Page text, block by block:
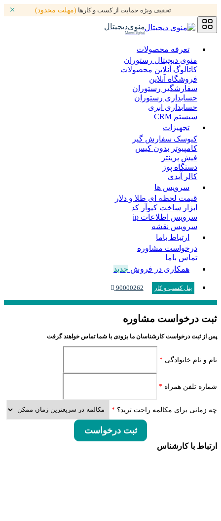
تخفیف ویژه حمایت از کسب و کارها (مهلت محدود)
منوی‌دیجیتال
MenuDigital
تعرفه محصولات
منوی دیجیتال رستوران
کاتالوگ آنلاین محصولات
فروشگاه آنلاین
سفارشگیر رستوران
حسابداری رستوران
حسابداری ابری
سیستم CRM
تجهیزات
کیوسک سفارش گیر
کامپیوتر بدون کیس
فیش پرینتر
دستگاه پوز
کالر آیدی
سرویس ها
قیمت لحظه ای طلا و دلار
ابزار ساخت کیوآر کد
سرویس اطلاعات ip
سرویس نقشه
ارتباط باما
درخواست مشاوره
تماس باما
همکاری در فروش جدید
پنل کسب و کار 90000262
ثبت درخواست مشاوره
پس از ثبت درخواست کارشناسان ما بزودی با شما تماس خواهند گرفت
نام و نام خانوادگی *
شماره تلفن همراه *
چه زمانی برای مکالمه راحت ترید؟ *
ثبت درخواست
ارتباط با کارشناس